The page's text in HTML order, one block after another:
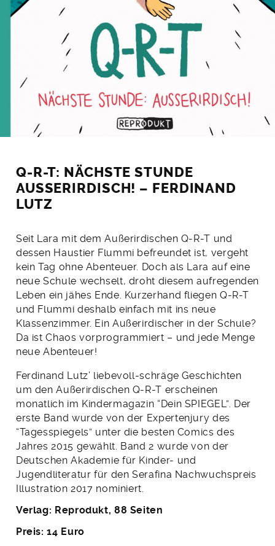
Q-R-T: NÄCHSTE STUNDE
AUSSERIRDISCH! – FERDINAND L
UTZ
Seit Lara mit dem Außerirdischen Q-R-T und
dessen Haustier Flummi befreundet ist, vergeht
kein Tag ohne Abenteuer. Doch als Lara auf eine
neue Schule wechselt, droht diesem aufregenden
Leben ein jähes Ende. Kurzerhand fliegen Q-R-T
und Flummi deshalb einfach mit ins neue
Klassenzimmer. Ein Außerirdischer in der Schule?
Da ist Chaos vorprogrammiert – und jede Menge
neue Abenteuer!
Ferdinand Lutz’ liebevoll-schräge Geschichten
um den Außerirdischen Q-R-T erscheinen
monatlich im Kindermagazin “Dein SPIEGEL”. Der
erste Band wurde von der Expertenjury des
“Tagesspiegels” unter die besten Comics des
Jahres 2015 gewählt. Band 2 wurde von der
Deutschen Akademie für Kinder- und
Jugendliteratur für den Serafina Nachwuchspreis
Illustration 2017 nominiert.
Verlag: Reprodukt, 88 Seiten
Preis: 14 Euro